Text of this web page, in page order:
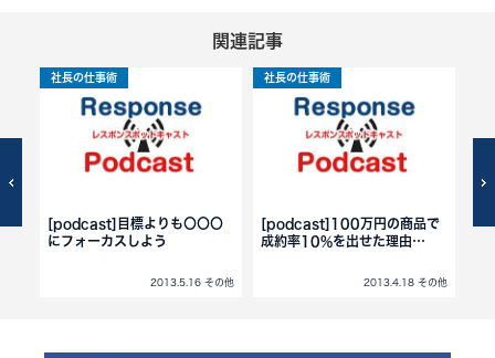
関連記事
社長の仕事術
[podcast]目標よりも〇〇〇
にフォーカスしよう
2013.5.16 その他
社長の仕事術
[podcast]100万円の商品で
成約率10%を出せた理由…
2013.4.18 その他